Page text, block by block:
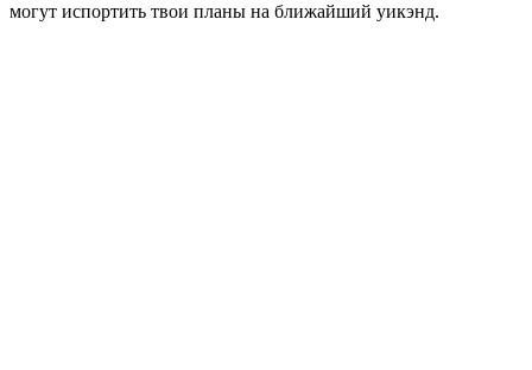
могут испортить твои планы на ближайший уикэнд.